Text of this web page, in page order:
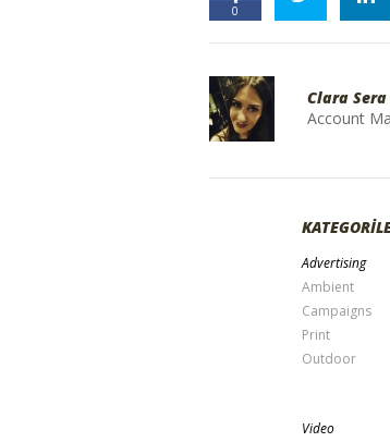
0
Clara
Account
Advertising
Ambient
Campaigns
Print
Outdoor
Video